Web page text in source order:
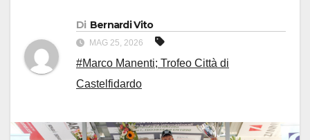
Di Bernardi Vito
MAG 25, 2026
#Marco Manenti; Trofeo Città di
Castelfidardo